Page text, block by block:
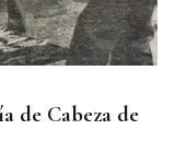
de Cabeza de